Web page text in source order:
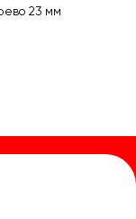
23 мм